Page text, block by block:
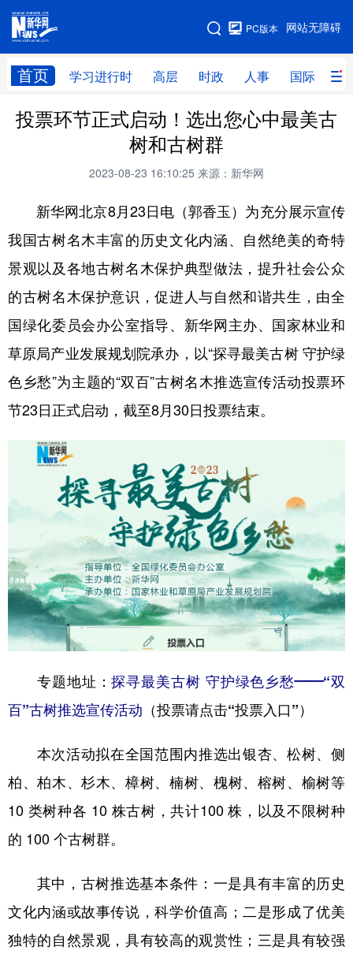
网站无障碍
PC版本
首页 学习进行时 高层 时政 人事 国际 财
网站地图
学习进行时 高层 时政 人事
财经 网评
科技 科创 量子 体育
文化 书画 健康 军事
法律 中央文件 金融 汽车
食品 人居 信息化 数字经济
学术中国 乡村振兴 银龄 溯源中国
城市 旅游 能源
彩票 娱乐
一带一路 亚太网
文化产业
地方频道
北京 天津 河北 山西
辽宁 吉林 江苏
浙江 安徽 福建 江西
山东 河南 湖北 湖南
四川 贵州 云南 西藏
陕西 甘肃 青海 宁夏
新疆
English Español Français عربى
投票环节正式启动！选出您心中最美古
树和古树群
2023-08-23 16:10:25 来源：新华网
新华网北京8月23日电（郭香玉）为充分展示宣传
我国古树名木丰富的历史文化内涵、自然绝美的奇特
景观以及各地古树名木保护典型做法，提升社会公众
的古树名木保护意识，促进人与自然和谐共生，由全
国绿化委员会办公室指导、新华网主办、国家林业和
草原局产业发展规划院承办，以“探寻最美古树 守护绿
色乡愁”为主题的“双百”古树名木推选宣传活动投票环
节23日正式启动，截至8月30日投票结束。
专题地址：探寻最美古树 守护绿色乡愁——“双
百”古树推选宣传活动 （投票请点击“投票入口”）
本次活动拟在全国范围内推选出银杏、松树、侧
柏、柏木、杉木、樟树、楠树、槐树、榕树、榆树等
10 类树种各 10 株古树，共计100 株，以及不限树种
的 100 个古树群。
其中，古树推选基本条件：一是具有丰富的历史
文化内涵或故事传说，科学价值高；二是形成了优美
独特的自然景观，具有较高的观赏性；三是具有较强